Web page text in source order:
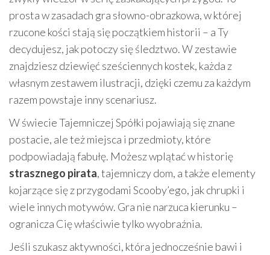
prosta w zasadach gra słowno-obrazkowa, w której
rzucone kości stają się początkiem historii – a Ty
decydujesz, jak potoczy się śledztwo. W zestawie
znajdziesz dziewięć sześciennych kostek, każda z
własnym zestawem ilustracji, dzięki czemu za każdym
razem powstaje inny scenariusz.
W świecie Tajemniczej Spółki pojawiają się znane
postacie, ale też miejsca i przedmioty, które
podpowiadają fabułę. Możesz wplątać w historię
strasznego pirata, tajemniczy dom, a także elementy
kojarzące się z przygodami Scooby’ego, jak chrupki i
wiele innych motywów. Gra nie narzuca kierunku –
ogranicza Cię właściwie tylko wyobraźnia.
Jeśli szukasz aktywności, która jednocześnie bawi i